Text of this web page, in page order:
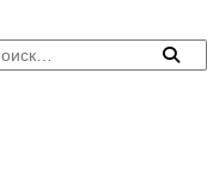
по сайту